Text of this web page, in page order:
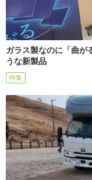
ガラス製なのに「曲が
うな新製品
特集